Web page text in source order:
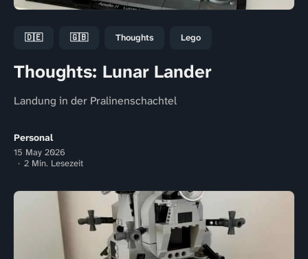
🇩🇪 🇬🇧 Thoughts Lego
Thoughts: Lunar Lander
Landung in der Pralinenschachtel
Personal
15 May 2026
2 Min. Lesezeit